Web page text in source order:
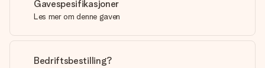
Gavespesifikasjoner
Les mer om denne gaven
Bedriftsbestilling?